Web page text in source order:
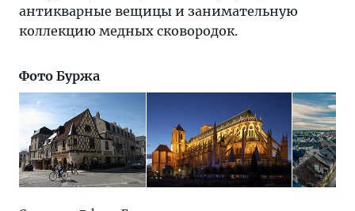
антикварные вещицы и занимательную
коллекцию медных сковородок.
Фото Буржа